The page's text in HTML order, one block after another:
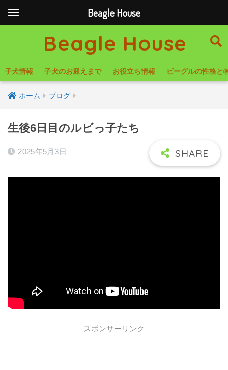
Beagle House
子犬情報 子犬のお迎えまで お役立ち情報 ビーグルの性格と
ホーム ブログ
生後6日目のルビっ子たち
2025年5月3日
スポンサーリンク
Beagle House